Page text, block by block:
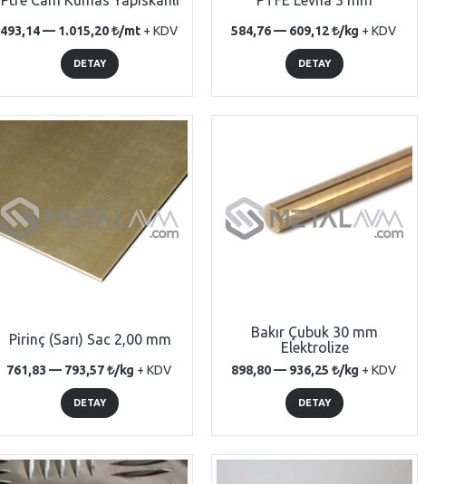
493,14 — 1.015,20 /mt + KDV
DETAY
584,76 — 609,12 /kg + KDV
DETAY
Pirinç (Sarı) Sac 2,00 mm
761,83 — 793,57 /kg + KDV
DETAY
Bakır Çubuk 30 mm
Elektrolize
898,80 — 936,25 /kg + KDV
DETAY